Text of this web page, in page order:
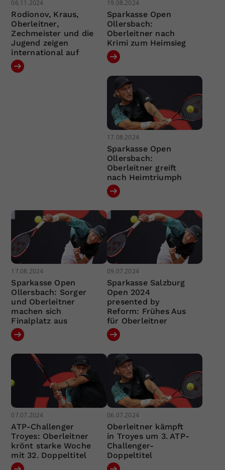
06.11.2024
Rodionov, Kraus,
Oberleitner,
Zechmeister und die
Jugend zeigen
international auf
19.08.2024
Sparkasse Open
Ollersbach:
Oberleitner nach
Krimi zum Heimsieg
17.08.2024
Sparkasse Open
Ollersbach:
Oberleitner greift
nach Heimtriumph
17.08.2024
Sparkasse Open
Ollersbach: Sorger
und Oberleitner
machen sich
Finalplatz aus
09.07.2024
Sparkasse Salzburg
Open 2024
presented by
Reform: Frühes Aus
für Oberleitner
07.07.2024
ATP-Challenger
Troyes: Oberleitner
krönt starke Woche
mit 32. Doppeltitel
06.07.2024
Oberleitner kämpft
in Troyes um 3. ATP-
Challenger-
Doppeltitel